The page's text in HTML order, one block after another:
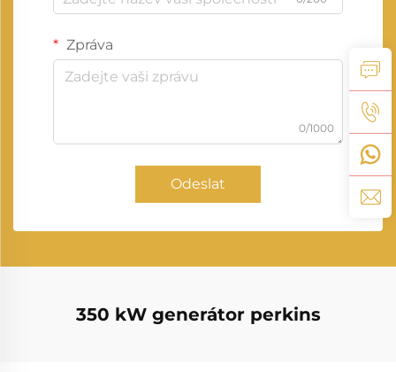
Zpráva
0/1000
Odeslat
350 kW generátor perkins